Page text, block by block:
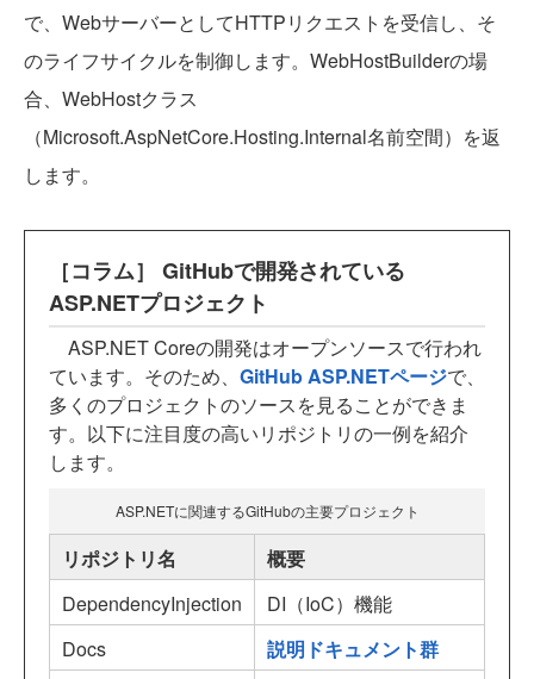
で、WebサーバーとしてHTTPリクエストを受信し、そ
のライフサイクルを制御します。WebHostBuilderの場
合、WebHostクラス
（Microsoft.AspNetCore.Hosting.Internal名前空間）を返
します。
［コラム］ GitHubで開発されている
ASP.NETプロジェクト
ASP.NET Coreの開発はオープンソースで行われ
ています。そのため、 GitHub ASP.NETページで、
多くのプロジェクトのソースを見ることができま
す。以下に注目度の高いリポジトリの一例を紹介
します。
ASP.NETに関連するGitHubの主要プロジェクト
リポジトリ名
概要
DependencyInjection
DI（IoC）機能
Docs
説明ドキュメント群